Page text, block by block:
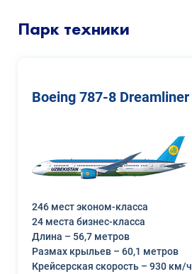
Парк техники
Boeing 787-8 Dreamliner
246 мест эконом-класса
24 места бизнес-класса
Длина – 56,7 метров
Размах крыльев – 60,1 метров
Крейсерская скорость – 930 км/ч